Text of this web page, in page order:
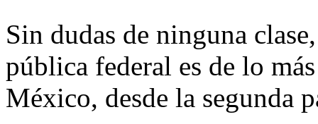
Sin dudas de ninguna
pública federal es de lo
México, desde la segunda